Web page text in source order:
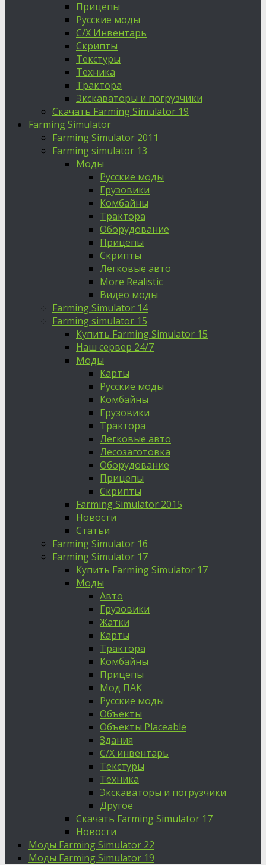
Прицепы
Русские моды
С/Х Инвентарь
Скрипты
Текстуры
Техника
Трактора
Экскаваторы и погрузчики
Скачать Farming Simulator 19
Farming Simulator
Farming Simulator 2011
Farming simulator 13
Моды
Русские моды
Грузовики
Комбайны
Трактора
Оборудование
Прицепы
Скрипты
Легковые авто
More Realistic
Видео моды
Farming Simulator 14
Farming simulator 15
Купить Farming Simulator 15
Наш сервер 24/7
Моды
Карты
Русские моды
Комбайны
Грузовики
Трактора
Легковые авто
Лесозаготовка
Оборудование
Прицепы
Скрипты
Farming Simulator 2015
Новости
Статьи
Farming Simulator 16
Farming Simulator 17
Купить Farming Simulator 17
Моды
Авто
Грузовики
Жатки
Карты
Трактора
Комбайны
Прицепы
Мод ПАК
Русские моды
Объекты
Объекты Placeable
Здания
С/Х инвентарь
Текстуры
Техника
Экскаваторы и погрузчики
Другое
Скачать Farming Simulator 17
Новости
Моды Farming Simulator 22
Моды Farming Simulator 19